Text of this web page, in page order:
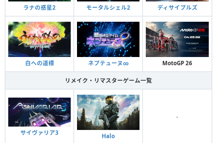
ラナの惑星2 モータルシェル2 ディサイプルズ
白への道標 ネプテューヌ∞ MotoGP 26
リメイク・リマスターゲーム一覧
サイヴァリア3 Halo
-